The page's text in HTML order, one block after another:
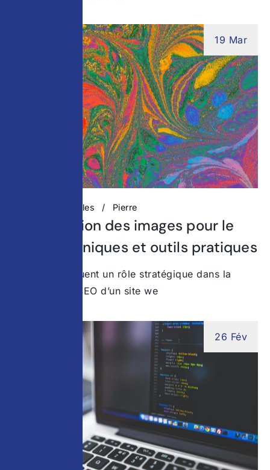
19 Mar
Actualités digitales Pierre
Optimisation des images pour le
SEO : techniques et outils pratiques
Les images jouent un rôle stratégique dans la
performance SEO d’un site we
26 Fév